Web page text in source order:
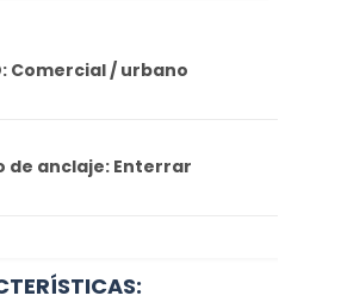
Comercial / urbano
de anclaje: Enterrar